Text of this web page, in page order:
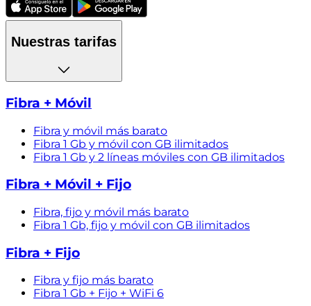
Nuestras tarifas
Fibra + Móvil
Fibra y móvil más barato
Fibra 1 Gb y móvil con GB ilimitados
Fibra 1 Gb y 2 líneas móviles con GB ilimitados
Fibra + Móvil + Fijo
Fibra, fijo y móvil más barato
Fibra 1 Gb, fijo y móvil con GB ilimitados
Fibra + Fijo
Fibra y fijo más barato
Fibra 1 Gb + Fijo + WiFi 6